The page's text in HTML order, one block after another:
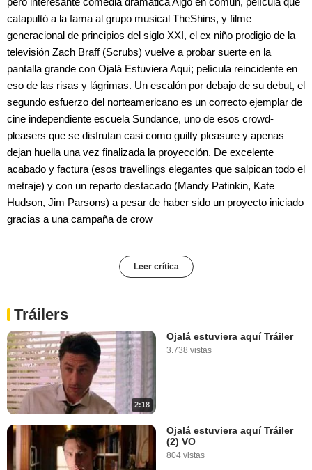
catapultó a la fama al grupo musical TheShins, y filme
generacional de principios del siglo XXI, el ex niño prodigio de la
televisión Zach Braff (Scrubs) vuelve a probar suerte en la
pantalla grande con Ojalá Estuviera Aquí; película reincidente en
eso de las risas y lágrimas. Un escalón por debajo de su debut, el
segundo esfuerzo del norteamericano es un correcto ejemplar de
cine independiente escuela Sundance, uno de esos crowd-
pleasers que se disfrutan casi como guilty pleasure y apenas
dejan huella una vez finalizada la proyección. De excelente
acabado y factura (esos travellings elegantes que salpican todo el
metraje) y con un reparto destacado (Mandy Patinkin, Kate
Hudson, Jim Parsons) a pesar de haber sido un proyecto iniciado
gracias a una campaña de crow
Leer crítica
Tráilers
2:18
Ojalá estuviera aquí Tráiler
3.738 vistas
Ojalá estuviera aquí Tráiler
(2) VO
804 vistas